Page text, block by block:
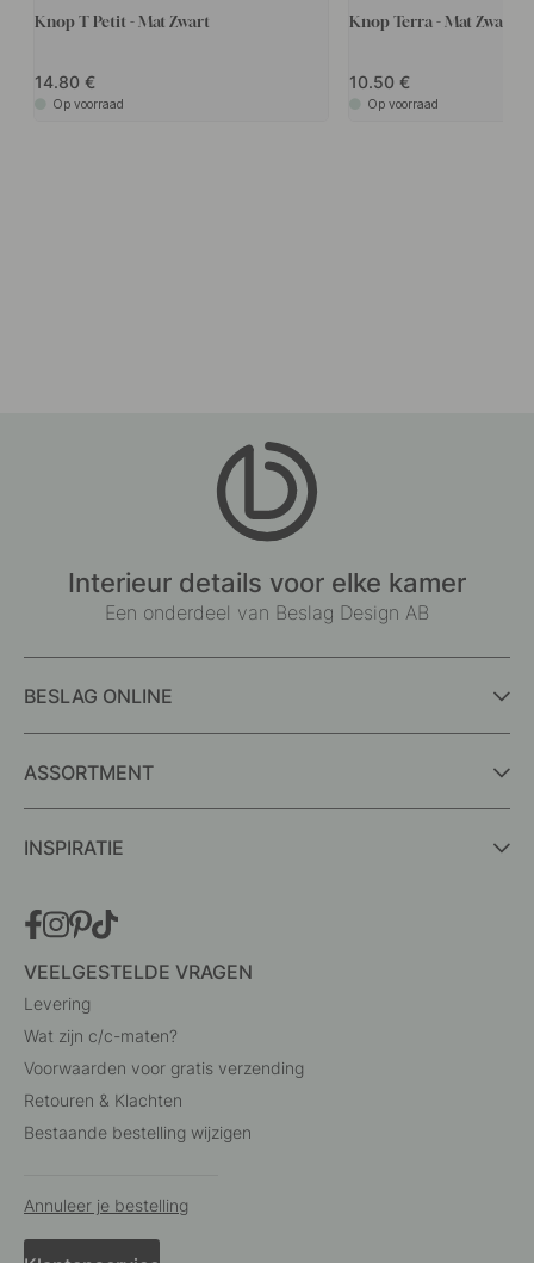
Knop T Petit - Mat Zwart
14.80
Op voorraad
Knop Terra - Mat Zwart
10.50
Op voorraad
Interieur details voor elke kamer
Een onderdeel van Beslag Design AB
BESLAG ONLINE
ASSORTMENT
INSPIRATIE
VEELGESTELDE VRAGEN
Levering
Wat zijn c/c-maten?
Voorwaarden voor gratis verzending
Retouren & Klachten
Bestaande bestelling wijzigen
Annuleer je bestelling